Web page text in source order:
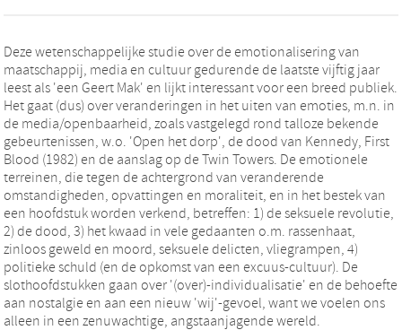
Deze wetenschappelijke studie over de emotionalisering van
maatschappij, media en cultuur gedurende de laatste vijftig jaar
leest als 'een Geert Mak' en lijkt interessant voor een breed publiek.
Het gaat (dus) over veranderingen in het uiten van emoties, m.n. in
de media/openbaarheid, zoals vastgelegd rond talloze bekende
gebeurtenissen, w.o. 'Open het dorp', de dood van Kennedy, First
Blood (1982) en de aanslag op de Twin Towers. De emotionele
terreinen, die tegen de achtergrond van veranderende
omstandigheden, opvattingen en moraliteit, en in het bestek van
een hoofdstuk worden verkend, betreffen: 1) de seksuele revolutie,
2) de dood, 3) het kwaad in vele gedaanten o.m. rassenhaat,
zinloos geweld en moord, seksuele delicten, vliegrampen, 4)
politieke schuld (en de opkomst van een excuus-cultuur). De
slothoofdstukken gaan over '(over)-individualisatie' en de behoefte
aan nostalgie en aan een nieuw 'wij'-gevoel, want we voelen ons
alleen in een zenuwachtige, angstaanjagende wereld.